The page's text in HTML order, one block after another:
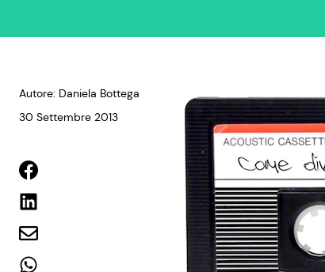
Autore: Daniela Bottega
30 Settembre 2013